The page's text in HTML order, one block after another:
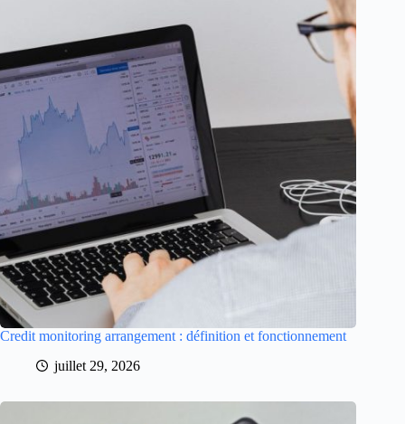
Credit monitoring arrangement : définition et fonctionnement
juillet 29, 2026